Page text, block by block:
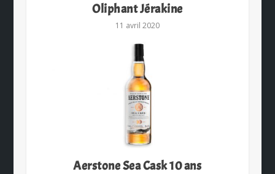
Oliphant Jérakine
11 avril 2020
Aerstone Sea Cask 10 ans